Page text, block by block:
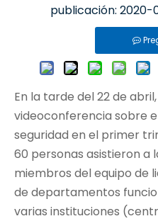
publicación:
En la tarde del 22 de
videoconferencia sobre
seguridad en el primer
60 personas asistieron a
miembros del equipo de
de departamentos
varias instituciones